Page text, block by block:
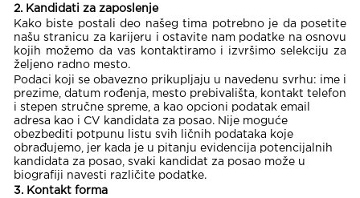
2. Kandidati za zaposlenje
Kako biste postali deo našeg tima potrebno je da posetite
našu stranicu za karijeru i ostavite nam podatke na osnovu
kojih možemo da vas kontaktiramo i izvršimo selekciju za
željeno radno mesto.
Podaci koji se obavezno prikupljaju u navedenu svrhu: ime i
prezime, datum rođenja, mesto prebivališta, kontakt telefon
i stepen stručne spreme, a kao opcioni podatak email
adresa kao i CV kandidata za posao. Nije moguće
obezbediti potpunu listu svih ličnih podataka koje
obrađujemo, jer kada je u pitanju evidencija potencijalnih
kandidata za posao, svaki kandidat za posao može u
biografiji navesti različite podatke.
3. Kontakt forma